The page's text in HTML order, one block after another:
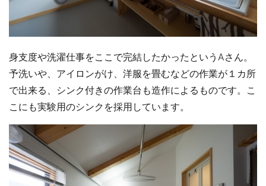
身支度や洗濯仕事をここで完結したかったというAさん。
予洗いや、アイロンがけ、洋服を畳むなどの作業が１カ所
で出来る、シンク付きの作業台も造作によるものです。こ
こにも実験用のシンクを採用しています。